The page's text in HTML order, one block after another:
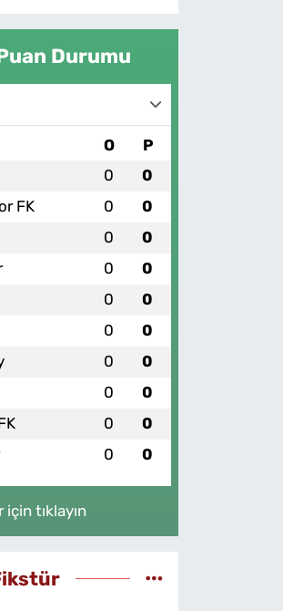
Durumu
O P
0 0
FK 0 0
0 0
0 0
0 0
0 0
0 0
0 0
0 0
0 0
tıklayın